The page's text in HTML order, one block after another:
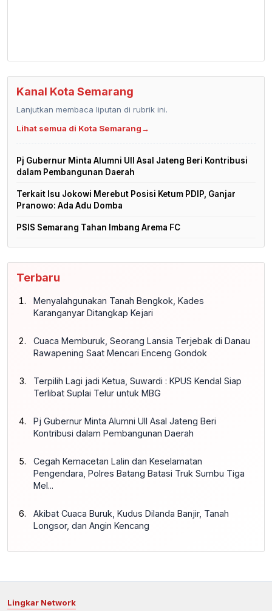
Kanal Kota Semarang
Lanjutkan membaca liputan di rubrik ini.
Lihat semua di Kota Semarang→
Pj Gubernur Minta Alumni UII Asal Jateng Beri Kontribusi
dalam Pembangunan Daerah
Terkait Isu Jokowi Merebut Posisi Ketum PDIP, Ganjar
Pranowo: Ada Adu Domba
PSIS Semarang Tahan Imbang Arema FC
Terbaru
Menyalahgunakan Tanah Bengkok, Kades
Karanganyar Ditangkap Kejari
Cuaca Memburuk, Seorang Lansia Terjebak di Danau
Rawapening Saat Mencari Enceng Gondok
Terpilih Lagi jadi Ketua, Suwardi : KPUS Kendal Siap
Terlibat Suplai Telur untuk MBG
Pj Gubernur Minta Alumni UII Asal Jateng Beri
Kontribusi dalam Pembangunan Daerah
Cegah Kemacetan Lalin dan Keselamatan
Pengendara, Polres Batang Batasi Truk Sumbu Tiga
Mel...
Akibat Cuaca Buruk, Kudus Dilanda Banjir, Tanah
Longsor, dan Angin Kencang
Lingkar Network